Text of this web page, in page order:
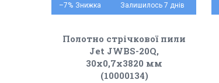
–7% Залишилось 7 днів
Полотно стрічкової пили
Jet JWBS-20Q,
30х0,7х3820 мм
(10000134)